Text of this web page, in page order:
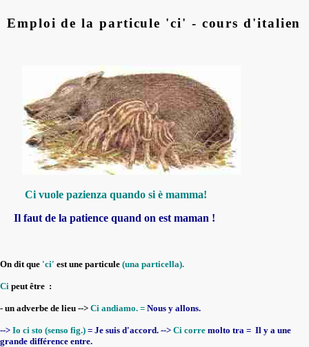
Emploi de la particule 'ci' - cours d'italien
Ci vuole pazienza quando si è mamma!
Il faut de la patience quand on est maman !
On dit que 'ci' est une particule (una particella).
Ci peut être :
- un adverbe de lieu --> Ci andiamo. = Nous y allons.
--> Io ci sto (senso fig.) = Je suis d'accord. --> Ci corre molto tra = Il y a une
grande différence entre.